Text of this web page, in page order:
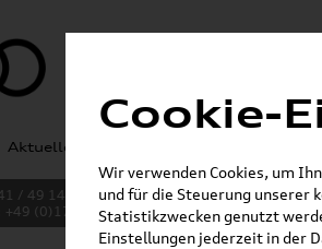
Aktuelles
/ 49 140
+49 (0)171 / 870 72 87
Cookie-
Wir verwenden Cookies, um
und für die Steuerung unserer
Statistikzwecken genutzt
Einstellungen jederzeit in der